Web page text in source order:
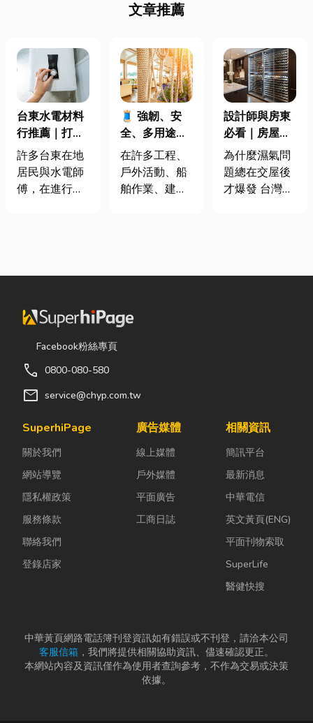
文章推薦
台東水電材料
行推薦｜打造
安全耐用的居
家環境
許多台東在地
居民與水電師
傅，在進行居
料行採購。除
齊全，也能依
照施工需求，
快速找到合適
插座、燈具、
馬達、衛浴設
關產品。 無論
關、安裝節能
燈具、處...
🧵 強韌、安
全、多用途！
從繩索到安全
網的全方位防
護應用指南
在許多工程、
戶外活動、船
舶作業、建築
網」其實都是
備。很多人以
域中，繩索不
關係到安全、
質。一條好的
繩索，必須具
備高強...
設計師與房東
必看｜房屋濕
氣重怎麼辦？
全屋除濕機＋
全熱交換器整
為什麼濕氣問
題總在交屋後
才爆發 台灣氣
同步規劃空氣
藏最怕潮濕，
好，發霉、
變...
Facebook粉絲專頁
call 0800-080-580
mail service@chyp.com.tw
SuperhiPage
關於我們
網站導覽
隱私權政策
服務條款
聯絡我們
登錄店家
廣告媒體
線上媒體
戶外媒體
平面廣告
工商日誌
相關資訊
簡訊平台
最新消息
中華電信
英文黃頁(ENG)
平面刊物索取
SuperLife
醫健快搜
中華黃頁網路電話簿刊登資訊如有錯誤或不刊登，請洽本公司
客服信箱 ，我們將提供相關協助資訊、儘速確認更正。
本網站內容及資訊僅作為使用者查詢參考，不作為交易或決策
依據。